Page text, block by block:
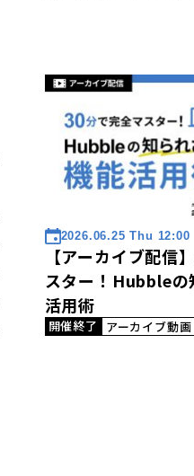
2026.06.25 Thu 12:00
【アーカイブ配信
スター！Hubbleの
活用術
開催終了
アーカイブ動画